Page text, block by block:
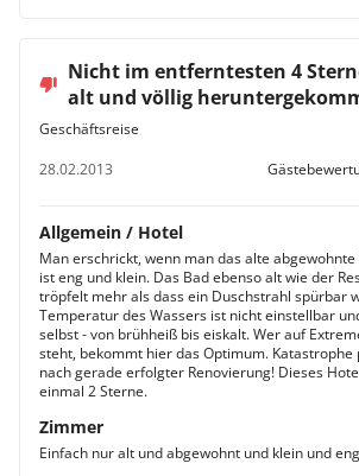
Nicht im entferntesten 4
alt und völlig
Geschäftsreise
28.02.2013
Allgemein / Hotel
Man erschrickt, wenn man das alte
ist eng und klein. Das Bad ebenso alt wie der
tröpfelt mehr als dass ein Duschstrahl spürbar
Temperatur des Wassers ist nicht einstellbar
selbst - von brühheiß bis eiskalt. Wer auf
steht, bekommt hier das Optimum. Katastrophe
nach gerade erfolgter Renovierung! Dieses
einmal 2 Sterne.
Zimmer
Einfach nur alt und abgewohnt und klein und